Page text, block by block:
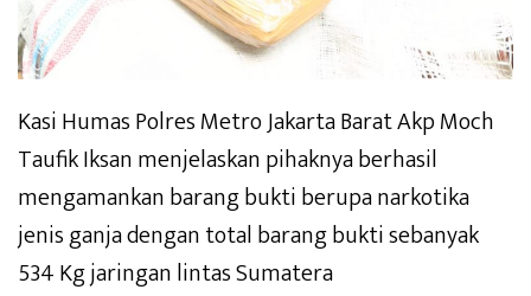
Kasi Humas Polres Metro Jakarta Barat Akp Moch
Taufik Iksan menjelaskan pihaknya berhasil
mengamankan barang bukti berupa narkotika
jenis ganja dengan total barang bukti sebanyak
534 Kg jaringan lintas Sumatera